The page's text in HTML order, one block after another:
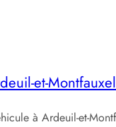
et-
à Ardeuil-et-